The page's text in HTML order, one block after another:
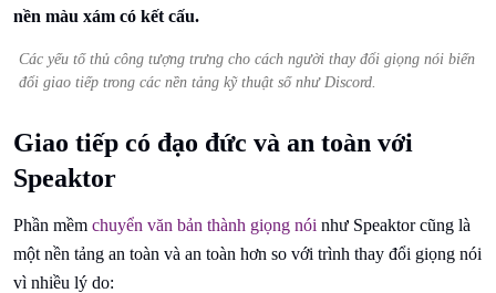
Các yếu tố thủ công tượng trưng cho cách người thay đổi giọng nói biến
đổi giao tiếp trong các nền tảng kỹ thuật số như Discord.
Giao tiếp có đạo đức và an toàn với
Speaktor
Phần mềm chuyển văn bản thành giọng nói như Speaktor cũng là
một nền tảng an toàn và an toàn hơn so với trình thay đổi giọng nói
vì nhiều lý do: